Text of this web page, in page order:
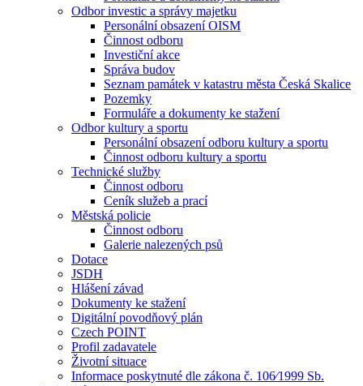
Odbor investic a správy majetku
Personální obsazení OISM
Činnost odboru
Investiční akce
Správa budov
Seznam památek v katastru města Česká Skalice
Pozemky
Formuláře a dokumenty ke stažení
Odbor kultury a sportu
Personální obsazení odboru kultury a sportu
Činnost odboru kultury a sportu
Technické služby
Činnost odboru
Ceník služeb a prací
Městská policie
Činnost odboru
Galerie nalezených psů
Dotace
JSDH
Hlášení závad
Dokumenty ke stažení
Digitální povodňový plán
Czech POINT
Profil zadavatele
Životní situace
Informace poskytnuté dle zákona č. 106⁄1999 Sb.